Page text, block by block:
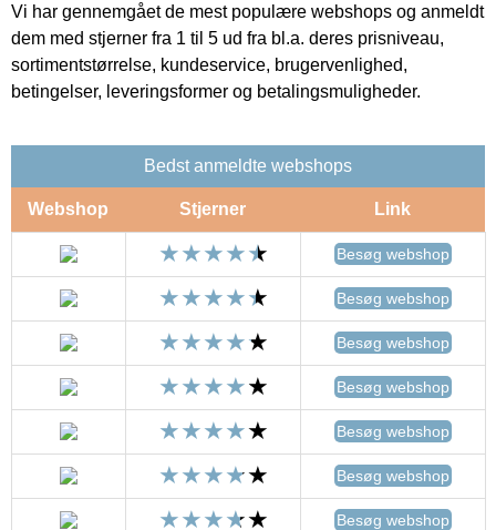
Vi har gennemgået de mest populære webshops og anmeldt
dem med stjerner fra 1 til 5 ud fra bl.a. deres prisniveau,
sortimentstørrelse, kundeservice, brugervenlighed,
betingelser, leveringsformer og betalingsmuligheder.
Bedst anmeldte webshops
Webshop Stjerner Link
Besøg webshop
Besøg webshop
Besøg webshop
Besøg webshop
Besøg webshop
Besøg webshop
Besøg webshop